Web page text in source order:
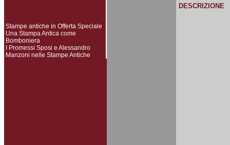
Stampe antiche in Offerta Speciale
Una Stampa Antica come
Bomboniera
I Promessi Sposi e Alessandro
Manzoni nelle Stampe Antiche
DESCRIZIONE